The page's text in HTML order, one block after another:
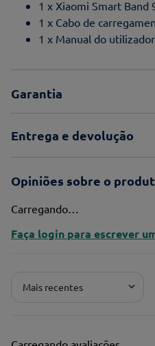
1 x Xiaomi Smart Band
1 x Cabo de
1 x Manual do utilizador
Garantia
Entrega e devolução
Opiniões sobre o
Carregando…
Faça login para escrever
Mais recentes